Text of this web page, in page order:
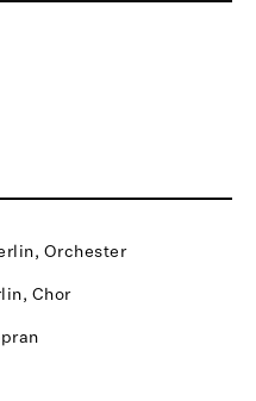
Orchester
Chor